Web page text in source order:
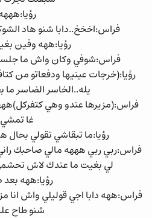
فراس:اخخخ..دابا شنو هاد
رؤيا:ههه وفين
فراس:شوفي وكان واش ما
رؤيا:(خرجات عينيها ودفعاتو من
يله..الخاسر الضاسر
فراس:(مزيرها عندو وهي
غا تمشي
رؤيا:ما تبقاشي تقولي بحال
فراس:ربي ربي هههه مالي صاحبك
لي بغيت ما عندك لاش
رؤيا:ههه
فراس:ههه دابا اجي قوليلي واش انا
شنو طاح